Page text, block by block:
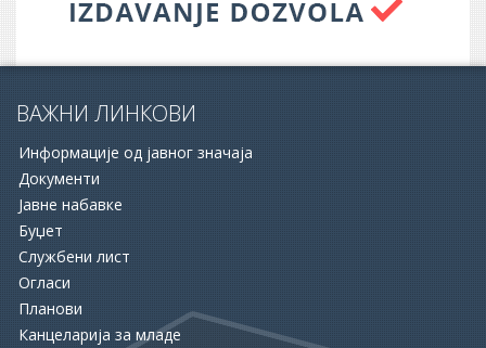
ВАЖНИ ЛИНКОВИ
Информације од јавног значаја
Документи
Јавне набавке
Буџет
Службени лист
Огласи
Планови
Канцеларија за младе
16.06.2026.
ПОЗИВА ЗА ПОДРШКУ ЗАПОШЉАВАЊУ